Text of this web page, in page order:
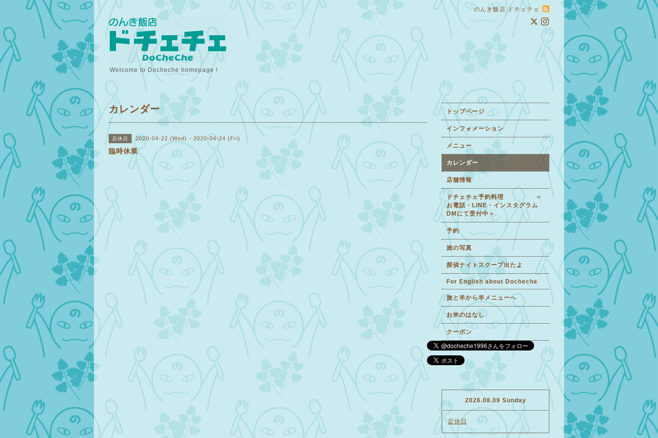
のんき飯店 ドチェチェ
Welcome to Docheche homepage !
カレンダー
店休日 2020-04-22 (Wed) - 2020-04-24 (Fri)
臨時休業
トップページ
インフォメーション
メニュー
カレンダー
店舗情報
ドチェチェ予約料理 ＜
お電話・LINE・インスタグラム
DMにて受付中＞
予約
旅の写真
探偵ナイトスクープ出たよ
For English about Docheche
旅と羊から羊メニューへ
お米のはなし
クーポン
2026.08.09 Sunday
定休日